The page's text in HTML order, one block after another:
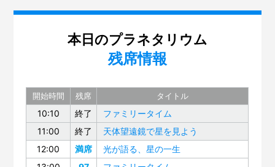
本日のプラネタリウム
残席情報
開始時間 残席 タイトル
10:10 終了
ファミリータイム
11:00
終了
天体望遠鏡で星を見よう
12:00
満席
光が語る、星の一生